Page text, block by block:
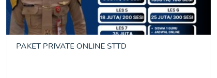
PAKET PRIVATE ONLINE STTD